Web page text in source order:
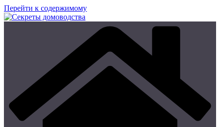
Перейти к содержимому